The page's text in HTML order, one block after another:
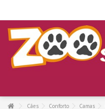
Cães Conforto Camas